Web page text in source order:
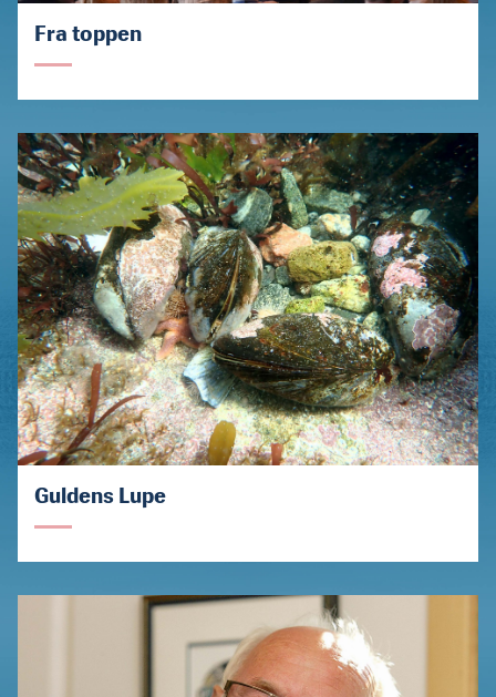
Fra toppen
Guldens Lupe